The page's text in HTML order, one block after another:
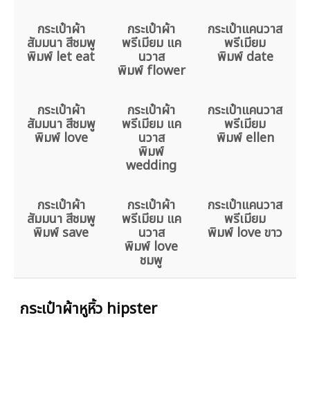
กระเป๋าผ้า
สัมมนา สีชมพู
พิมพ์ let eat
กระเป๋าผ้า
พรีเมียม แค
นวาส
พิมพ์ flower
กระเป๋าแคนวาส
พรีเมียม
พิมพ์ date
กระเป๋าผ้า
สัมมนา สีชมพู
พิมพ์ love
กระเป๋าผ้า
พรีเมียม แค
นวาส
พิมพ์
wedding
กระเป๋าแคนวาส
พรีเมียม
พิมพ์ ellen
กระเป๋าผ้า
สัมมนา สีชมพู
พิมพ์ save
กระเป๋าผ้า
พรีเมียม แค
นวาส
พิมพ์ love
ชมพู
กระเป๋าแคนวาส
พรีเมียม
พิมพ์ love ขาว
กระเป๋าผ้าหูหิ้ว hipster